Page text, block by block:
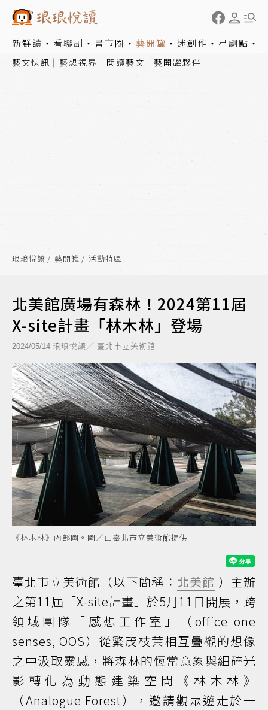
新鮮讀 看聯副 書市圈 藝開罐 迷創作 星劇點
藝文快訊 藝想視界 閱讀藝文 藝開罐夥伴
琅琅悅讀 藝開罐 活動特區
北美館廣場有森林！2024第11屆
X-site計畫「林木林」登場
2024/05/14 琅琅悅讀／ 臺北市立美術館
《林木林》內部圖。圖／由臺北市立美術館提供
臺北市立美術館（以下簡稱： 北美館 ）主辦
之第11屆「X-site計畫」於5月11日開展，跨
領域團隊「感想工作室」（office one
senses, OOS）從繁茂枝葉相互疊襯的想像
之中汲取靈感，將森林的恆常意象與細碎光
影轉化為動態建築空間《林木林》
（Analogue Forest），邀請觀眾遊走於一